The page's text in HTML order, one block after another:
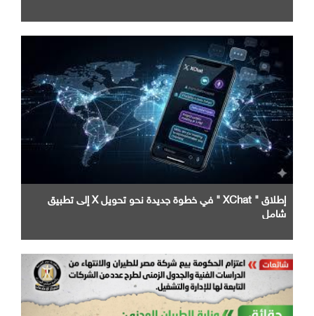
إطلاق " XChat " في خطوة جديدة نحو تحويل X إلى تطبيق
شامل